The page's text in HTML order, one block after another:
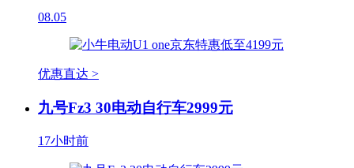
08.05
优惠直达 >
九号Fz3 30电动自行车2999元
17小时前